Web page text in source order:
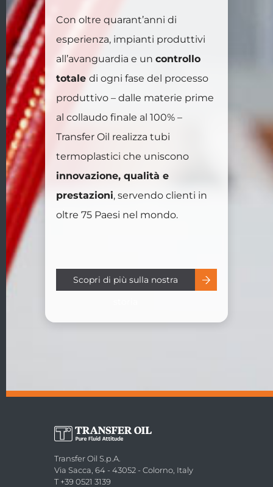
Con oltre quarant’anni di
esperienza, impianti produttivi
all’avanguardia e un controllo
totale di ogni fase del processo
produttivo – dalle materie prime
al collaudo finale al 100% –
Transfer Oil realizza tubi
termoplastici che uniscono
innovazione, qualità e
prestazioni, servendo clienti in
oltre 75 Paesi nel mondo.
Scopri di più sulla nostra
Transfer Oil S.p.A.
Via Sacca, 64 - 43052 - Colorno, Italy
T +39 0521 3139